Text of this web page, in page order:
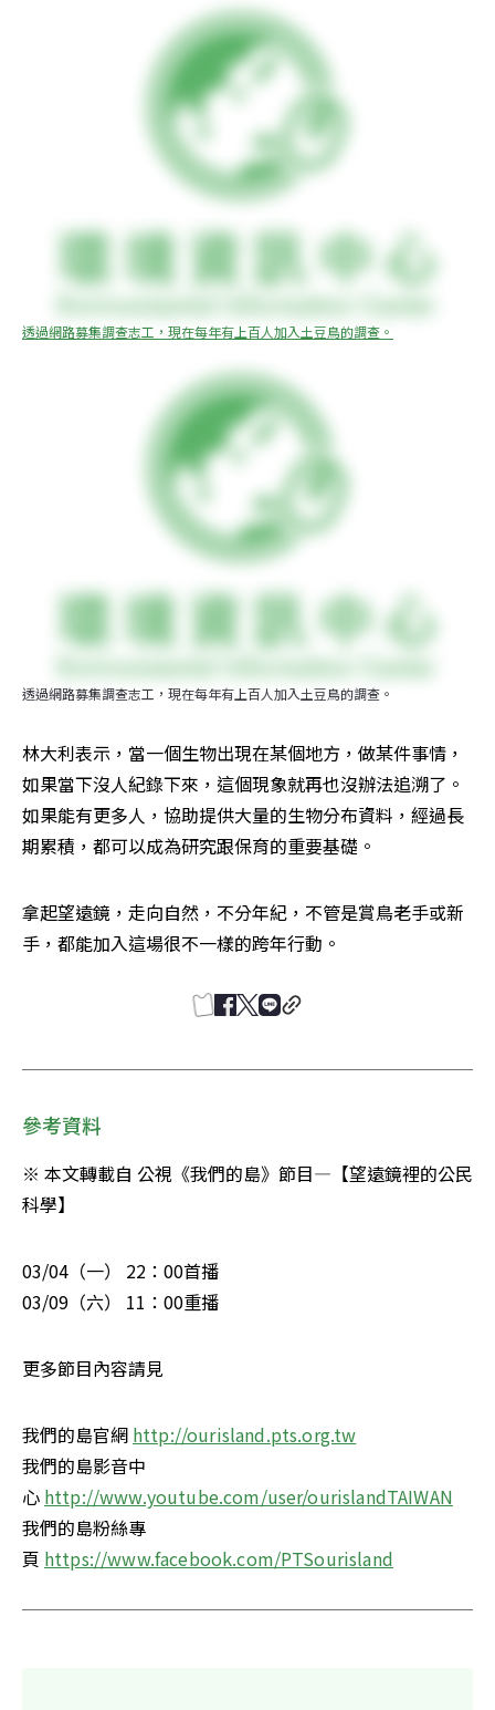
透過網路募集調查志工，現在每年有上百人加入土豆鳥的調查。
透過網路募集調查志工，現在每年有上百人加入土豆鳥的調查。
林大利表示，當一個生物出現在某個地方，做某件事情，
如果當下沒人紀錄下來，這個現象就再也沒辦法追溯了。
如果能有更多人，協助提供大量的生物分布資料，經過長
期累積，都可以成為研究跟保育的重要基礎。
拿起望遠鏡，走向自然，不分年紀，不管是賞鳥老手或新
手，都能加入這場很不一樣的跨年行動。
參考資料
※ 本文轉載自 公視《我們的島》節目—【望遠鏡裡的公民
科學】
03/04（一） 22：00首播
03/09（六） 11：00重播
更多節目內容請見
我們的島官網 http://ourisland.pts.org.tw
我們的島影音中
心 http://www.youtube.com/user/ourislandTAIWAN
我們的島粉絲專
頁 https://www.facebook.com/PTSourisland